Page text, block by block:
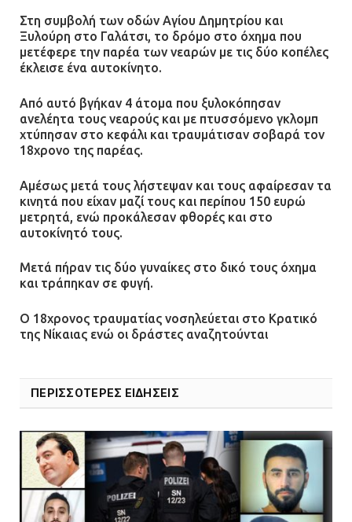
Στη συμβολή των οδών Αγίου Δημητρίου και
Ξυλούρη στο Γαλάτσι, το δρόμο στο όχημα που
μετέφερε την παρέα των νεαρών με τις δύο κοπέλες
έκλεισε ένα αυτοκίνητο.
Από αυτό βγήκαν 4 άτομα που ξυλοκόπησαν
ανελέητα τους νεαρούς και με πτυσσόμενο γκλομπ
χτύπησαν στο κεφάλι και τραυμάτισαν σοβαρά τον
18χρονο της παρέας.
Αμέσως μετά τους λήστεψαν και τους αφαίρεσαν τα
κινητά που είχαν μαζί τους και περίπου 150 ευρώ
μετρητά, ενώ προκάλεσαν φθορές και στο
αυτοκίνητό τους.
Μετά πήραν τις δύο γυναίκες στο δικό τους όχημα
και τράπηκαν σε φυγή.
Ο 18χρονος τραυματίας νοσηλεύεται στο Κρατικό
της Νίκαιας ενώ οι δράστες αναζητούνται
ΠΕΡΙΣΣΟΤΕΡΕΣ ΕΙΔΗΣΕΙΣ